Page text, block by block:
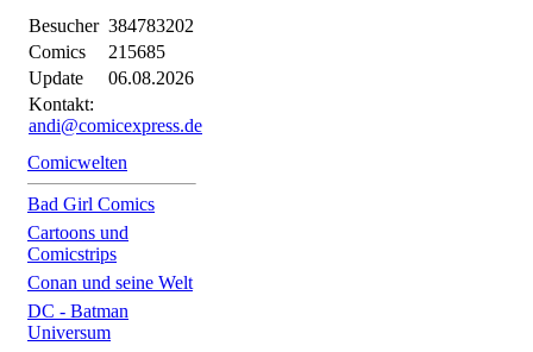
Besucher 384783202
Comics
215685
Update
06.08.2026
Kontakt:
andi@comicexpress.de
Comicwelten
Bad Girl Comics
Cartoons und
Comicstrips
Conan und seine Welt
DC - Batman
Universum